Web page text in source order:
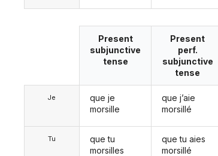
Je
Tu
Present
subjunctive
tense
que je
morsille
que tu
morsilles
Present
perf.
subjunctive
tense
que j’aie
morsillé
que tu aies
morsillé